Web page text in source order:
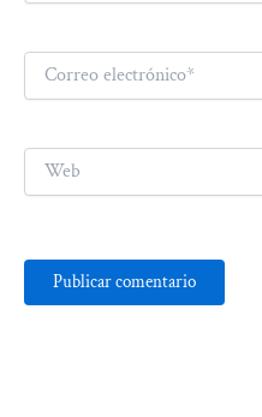
Correo
electrónico*
Web